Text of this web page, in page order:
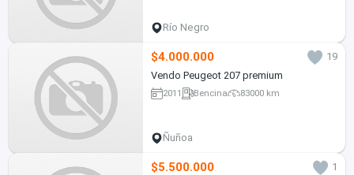
Río Negro
$4.000.000
19
Vendo Peugeot 207 premium
2011 Bencina 83000 km
Ñuñoa
$5.500.000
1